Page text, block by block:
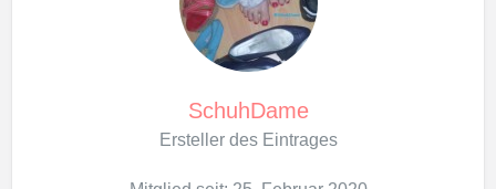
SchuhDame
Ersteller des Eintrages